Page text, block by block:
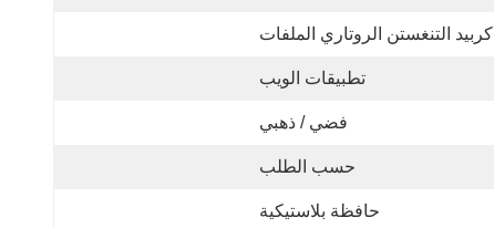
كربيد التنغستن الروتاري الملفات
تطبيقات الويب
فضي / ذهبي
حسب الطلب
حافظة بلاستيكية